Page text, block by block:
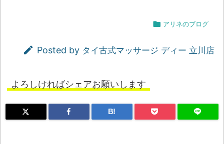
 アリネのブログ
 Posted by タイ古式マッサージ ディー 立川店
よろしければシェアお願いします
B!